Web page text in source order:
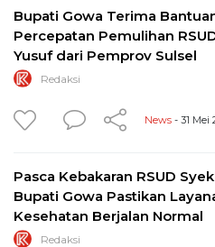
Bupati Gowa Terima
Percepatan Pemulihan
Yusuf dari Pemprov Sulsel
Redaksi
News - 31 Mei
Pasca Kebakaran RSUD
Bupati Gowa Pastikan
Kesehatan Berjalan Normal
Redaksi